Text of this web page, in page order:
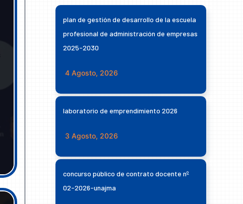
plan de gestión de desarrollo de la escuela
profesional de administración de empresas
2025-2030
4 Agosto, 2026
laboratorio de emprendimiento 2026
3 Agosto, 2026
concurso público de contrato docente nº
02-2026-unajma